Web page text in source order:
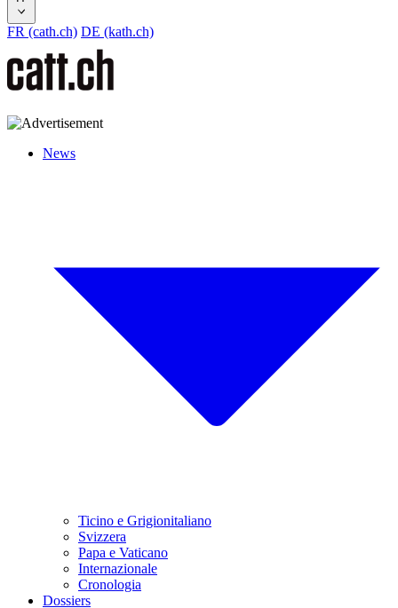
FR (cath.ch) DE (kath.ch)
News
Ticino e Grigionitaliano
Svizzera
Papa e Vaticano
Internazionale
Cronologia
Dossiers